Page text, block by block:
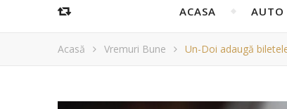
ACASA AUTO
Acasă Vremuri Bune Un-Doi adaugă